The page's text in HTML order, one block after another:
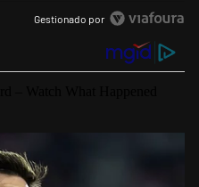
Gestionado por